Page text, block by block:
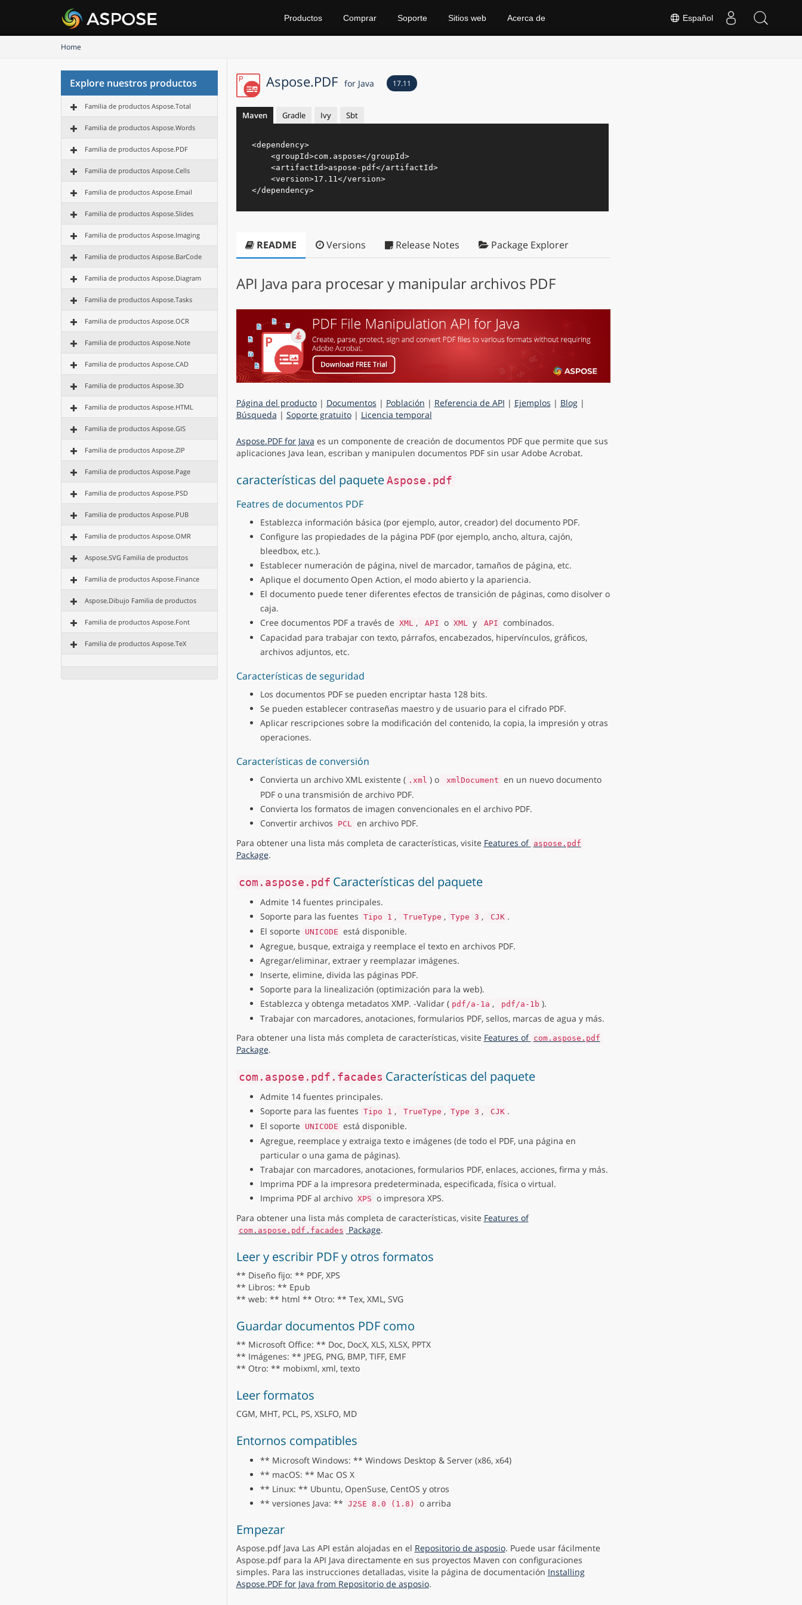
Español
Productos Comprar Soporte Sitios web Acerca de
Home
Explore nuestros productos
Familia de productos Aspose.Total
Familia de productos Aspose.Words
Familia de productos Aspose.PDF
Familia de productos Aspose.Cells
Familia de productos Aspose.Email
Familia de productos Aspose.Slides
Familia de productos Aspose.Imaging
Familia de productos Aspose.BarCode
Familia de productos Aspose.Diagram
Familia de productos Aspose.Tasks
Familia de productos Aspose.OCR
Familia de productos Aspose.Note
Familia de productos Aspose.CAD
Familia de productos Aspose.3D
Familia de productos Aspose.HTML
Familia de productos Aspose.GIS
Familia de productos Aspose.ZIP
Familia de productos Aspose.Page
Familia de productos Aspose.PSD
Familia de productos Aspose.PUB
Familia de productos Aspose.OMR
Aspose.SVG Familia de productos
Familia de productos Aspose.Finance
Aspose.Dibujo Familia de productos
Familia de productos Aspose.Font
Familia de productos Aspose.TeX
Aspose.PDF for Java 17.11
Maven Gradle Ivy Sbt
<dependency>
<groupId>com.aspose</groupId>
<artifactId>aspose-pdf</artifactId>
<version>17.11</version>
</dependency>
README Versions Release Notes Package Explorer
API Java para procesar y manipular archivos PDF
Página del producto| Documentos | Población | Referencia de API | Ejemplos | Blog|
Búsqueda | Soporte gratuito| Licencia temporal
Aspose.PDF for Java es un componente de creación de documentos PDF que permite que sus
aplicaciones Java lean, escriban y manipulen documentos PDF sin usar Adobe Acrobat.
características del paquete Aspose.pdf
Featres de documentos PDF
Establezca información básica (por ejemplo, autor, creador) del documento PDF.
Configure las propiedades de la página PDF (por ejemplo, ancho, altura, cajón,
bleedbox, etc.).
Establecer numeración de página, nivel de marcador, tamaños de página, etc.
Aplique el documento Open Action, el modo abierto y la apariencia.
El documento puede tener diferentes efectos de transición de páginas, como disolver o
caja.
Cree documentos PDF a través de XML , API o XML y API combinados.
Capacidad para trabajar con texto, párrafos, encabezados, hipervínculos, gráficos,
archivos adjuntos, etc.
Características de seguridad
Los documentos PDF se pueden encriptar hasta 128 bits.
Se pueden establecer contraseñas maestro y de usuario para el cifrado PDF.
Aplicar rescripciones sobre la modificación del contenido, la copia, la impresión y otras
operaciones.
Características de conversión
Convierta un archivo XML existente ( .xml ) o xmlDocument en un nuevo documento
PDF o una transmisión de archivo PDF.
Convierta los formatos de imagen convencionales en el archivo PDF.
Convertir archivos
PCL
en archivo PDF.
Para obtener una lista más completa de características, visite Features of aspose.pdf
Package.
com.aspose.pdf Características del paquete
Admite 14 fuentes principales.
Soporte para las fuentes Tipo 1 , TrueType , Type 3 , CJK .
El soporte
UNICODE está disponible.
Agregue, busque, extraiga y reemplace el texto en archivos PDF.
Agregar/eliminar, extraer y reemplazar imágenes.
Inserte, elimine, divida las páginas PDF.
Soporte para la linealización (optimización para la web).
Establezca y obtenga metadatos XMP. -Validar ( pdf/a-1a , pdf/a-1b ).
Trabajar con marcadores, anotaciones, formularios PDF, sellos, marcas de agua y más.
Para obtener una lista más completa de características, visite Features of com.aspose.pdf
Package.
com.aspose.pdf.facades Características del paquete
Admite 14 fuentes principales.
Soporte para las fuentes Tipo 1 , TrueType , Type 3 , CJK .
El soporte
UNICODE está disponible.
Agregue, reemplace y extraiga texto e imágenes (de todo el PDF, una página en
particular o una gama de páginas).
Trabajar con marcadores, anotaciones, formularios PDF, enlaces, acciones, firma y más.
Imprima PDF a la impresora predeterminada, especificada, física o virtual.
Imprima PDF al archivo XPS o impresora XPS.
Para obtener una lista más completa de características, visite Features of
com.aspose.pdf.facades Package.
Leer y escribir PDF y otros formatos
** Diseño fijo: ** PDF, XPS
** Libros: ** Epub
** web: ** html ** Otro: ** Tex, XML, SVG
Guardar documentos PDF como
** Microsoft Office: ** Doc, DocX, XLS, XLSX, PPTX
** Imágenes: ** JPEG, PNG, BMP, TIFF, EMF
** Otro: ** mobixml, xml, texto
Leer formatos
CGM, MHT, PCL, PS, XSLFO, MD
Entornos compatibles
** Microsoft Windows: ** Windows Desktop & Server (x86, x64)
** macOS: ** Mac OS X
** Linux: ** Ubuntu, OpenSuse, CentOS y otros
** versiones Java: ** J2SE 8.0 (1.8) o arriba
Empezar
Aspose.pdf Java Las API están alojadas en el Repositorio de asposio. Puede usar fácilmente
Aspose.pdf para la API Java directamente en sus proyectos Maven con configuraciones
simples. Para las instrucciones detalladas, visite la página de documentación Installing
Aspose.PDF for Java from Repositorio de asposio.